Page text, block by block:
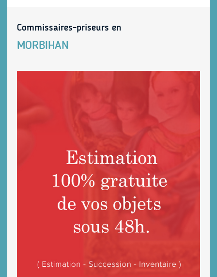
Commissaires-priseurs en
MORBIHAN